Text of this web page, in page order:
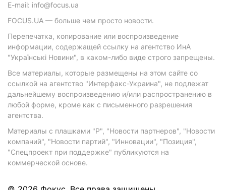
E-mail: info@focus.ua
FOCUS.UA — больше чем просто новости.
Перепечатка, копирование или воспроизведение
информации, содержащей ссылку на агентство ИнА
"Українські Новини", в каком-либо виде строго запрещены.
Все материалы, которые размещены на этом сайте со
ссылкой на агентство "Интерфакс-Украина", не подлежат
дальнейшему воспроизведению и/или распространению в
любой форме, кроме как с письменного разрешения
агентства.
Материалы с плашками "Р", "Новости партнеров", "Новости
компаний", "Новости партий", "Инновации", "Позиция",
"Спецпроект при поддержке" публикуются на
коммерческой основе.